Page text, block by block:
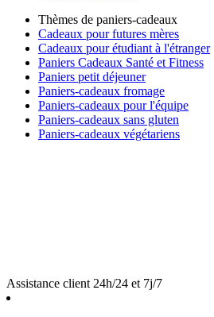
Thèmes de paniers-cadeaux
Cadeaux pour futures mères
Cadeaux pour étudiant à l'étranger
Paniers Cadeaux Santé et Fitness
Paniers petit déjeuner
Paniers-cadeaux fromage
Paniers-cadeaux pour l'équipe
Paniers-cadeaux sans gluten
Paniers-cadeaux végétariens
Assistance client 24h/24 et 7j/7